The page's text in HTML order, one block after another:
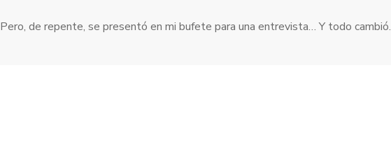
Pero, de repente, se presentó en mi bufete para una entrevista… Y todo cambió.